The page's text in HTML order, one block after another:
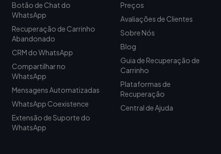
Botão de Chat do
WhatsApp
Recuperação de Carrinho
Abandonado
CRM do WhatsApp
Compartilhar no
WhatsApp
Mensagens Automatizadas
WhatsApp Coexistence
Extensão de Suporte do
WhatsApp
Preços
Avaliações de Clientes
Sobre Nós
Blog
Guia de Recuperação de
Carrinho
Plataformas de
Recuperação
Central de Ajuda